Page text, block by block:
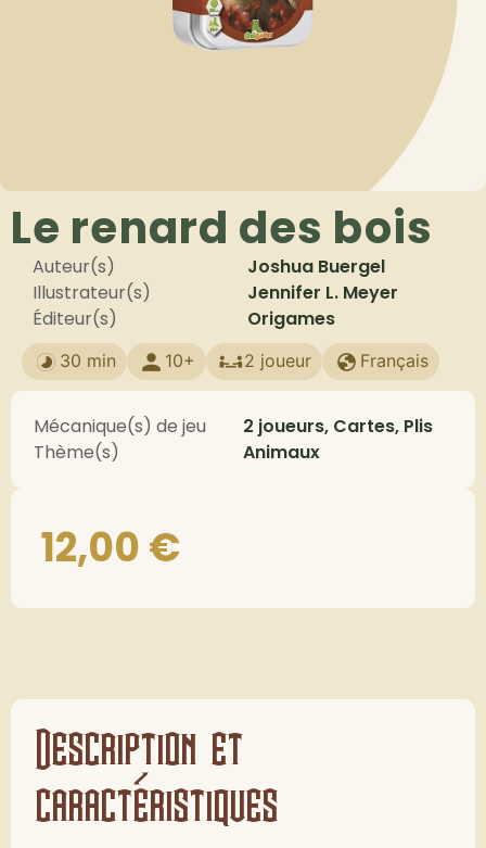
Le renard des bois
Auteur(s)
Joshua Buergel
Illustrateur(s)
Jennifer L. Meyer
Éditeur(s)
Origames
30 min 10+ 2 joueur Français
Mécanique(s) de jeu
2 joueurs, Cartes, Plis
Thème(s)
Animaux
12,00€
Description et
caractéristiques